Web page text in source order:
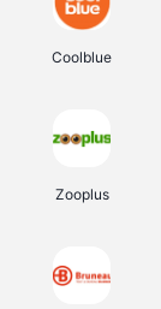
Coolblue
Zooplus